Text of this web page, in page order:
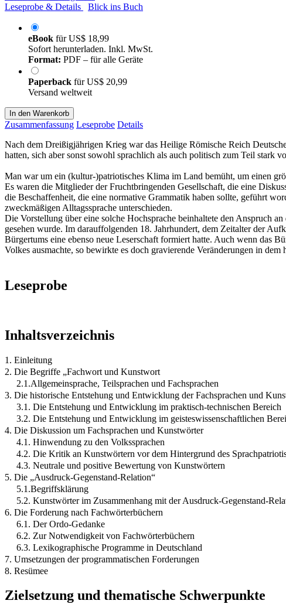
Leseprobe & Details
Blick ins Buch
eBook fürUS$ 18,99
Sofort herunterladen. Inkl. MwSt.
Format: PDF – für alle Geräte
Paperback fürUS$ 20,99
Versand weltweit
In den Warenkorb
Zusammenfassung Leseprobe Details
Nach dem Dreißigjährigen Krieg war das Heilige Römische Reich
hatten, sich aber sonst sowohl sprachlich als auch politisch zum Teil stark
Man war um ein (kultur-)patriotisches Klima im Land bemüht, um einen
Es waren die Mitglieder der Fruchtbringenden Gesellschaft, die eine
die Beschaffenheit, die eine normative Grammatik haben sollte, geführt
zweckmäßigen Alltagssprache unterschieden.
Die Vorstellung über eine solche Hochsprache beinhaltete den Anspruch
gesehen wurde. Im darauffolgenden 18. Jahrhundert, dem Zeitalter der
Bürgertums eine ebenso neue Leserschaft formiert hatte. Auch wenn das
Volkes ausmachte, so bewirkte es doch gravierende Veränderungen in dem
Leseprobe
Inhaltsverzeichnis
1. Einleitung
2. Die Begriffe „Fachwort und Kunstwort
2.1.Allgemeinsprache, Teilsprachen und Fachsprachen
3. Die historische Entstehung und Entwicklung der Fachsprachen und
3.1. Die Entstehung und Entwicklung im praktisch-technischen Bereich
3.2. Die Entstehung und Entwicklung im geisteswissenschaftlichen
4. Die Diskussion um Fachsprachen und Kunstwörter
4.1. Hinwendung zu den Volkssprachen
4.2. Die Kritik an Kunstwörtern vor dem Hintergrund des
4.3. Neutrale und positive Bewertung von Kunstwörtern
5. Die „Ausdruck-Gegenstand-Relation“
5.1.Begriffsklärung
5.2. Kunstwörter im Zusammenhang mit der Ausdruck-Gegenstand-
6. Die Forderung nach Fachwörterbüchern
6.1. Der Ordo-Gedanke
6.2. Zur Notwendigkeit von Fachwörterbüchern
6.3. Lexikographische Programme in Deutschland
7. Umsetzungen der programmatischen Forderungen
8. Resümee
Zielsetzung und thematische Schwerpunkte